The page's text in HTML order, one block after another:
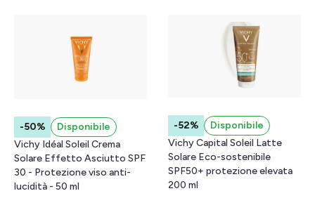
-50%
Disponibile
Vichy Idéal Soleil Crema
Solare Effetto Asciutto SPF
30 - Protezione viso anti-
lucidità - 50 ml
-52%
Disponibile
Vichy Capital Soleil Latte
Solare Eco-sostenibile
SPF50+ protezione elevata
200 ml